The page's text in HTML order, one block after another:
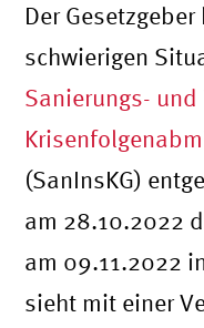
Der
schwierigen
Sanierungs-
(SanInsKG)
am 28.10.2022
am 09.11.2022
sieht mit einer